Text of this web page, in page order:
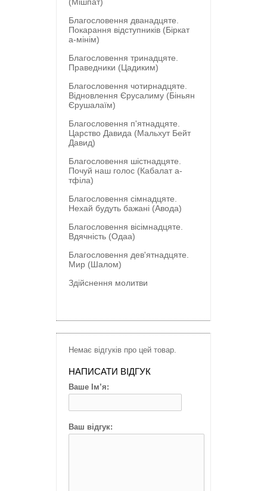
Благословення дванадцяте.
Покарання відступників (Біркат
а-мінім)
Благословення тринадцяте.
Праведники (Цадиким)
Благословення чотирнадцяте.
Відновлення Єрусалиму (Біньян
Єрушалаїм)
Благословення п'ятнадцяте.
Царство Давида (Мальхут Бейт
Давид)
Благословення шістнадцяте.
Почуй наш голос (Кабалат а-
тфіла)
Благословення сімнадцяте.
Нехай будуть бажані (Авода)
Благословення вісімнадцяте.
Вдячність (Одаа)
Благословення дев'ятнадцяте.
Мир (Шалом)
Здійснення молитви
Немає відгуків про цей товар.
НАПИСАТИ ВІДГУК
Ваше Ім’я:
Ваш відгук: